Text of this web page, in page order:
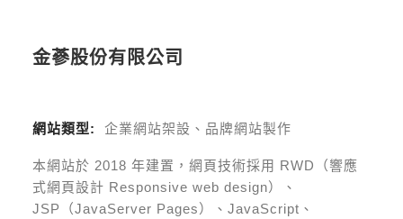
金蔘股份有限公司
網站類型: 企業網站架設、品牌網站製作
本網站於 2018 年建置，網頁技術採用 RWD（響應
式網頁設計 Responsive web design）、
JSP（JavaServer Pages）、JavaScript、